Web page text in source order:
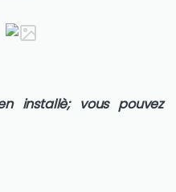
installè; vous pouvez